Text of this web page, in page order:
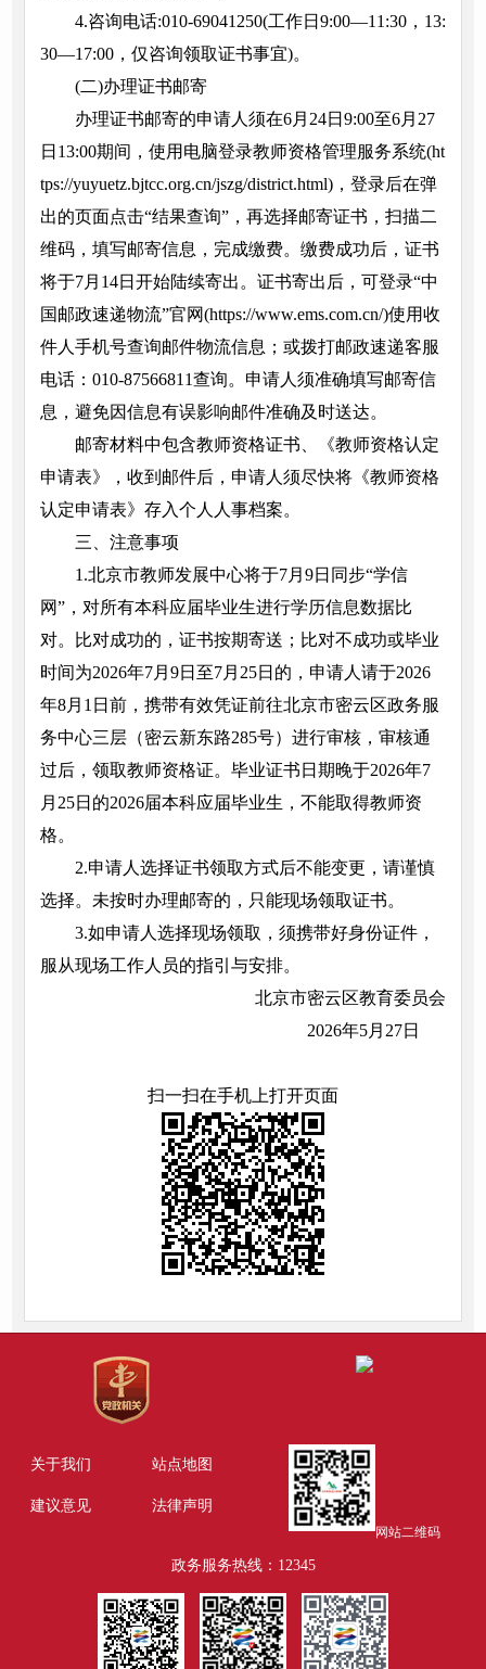
4.咨询电话:010-69041250(工作日9:00—11:30，13:
30—17:00，仅咨询领取证书事宜)。
(二)办理证书邮寄
办理证书邮寄的申请人须在6月24日9:00至6月27
日13:00期间，使用电脑登录教师资格管理服务系统(ht
tps://yuyuetz.bjtcc.org.cn/jszg/district.html)，登录后在弹
出的页面点击“结果查询”，再选择邮寄证书，扫描二
维码，填写邮寄信息，完成缴费。缴费成功后，证书
将于7月14日开始陆续寄出。证书寄出后，可登录“中
国邮政速递物流”官网(https://www.ems.com.cn/)使用收
件人手机号查询邮件物流信息；或拨打邮政速递客服
电话：010-87566811查询。申请人须准确填写邮寄信
息，避免因信息有误影响邮件准确及时送达。
邮寄材料中包含教师资格证书、《教师资格认定
申请表》，收到邮件后，申请人须尽快将《教师资格
认定申请表》存入个人人事档案。
三、注意事项
1.北京市教师发展中心将于7月9日同步“学信
网”，对所有本科应届毕业生进行学历信息数据比
对。比对成功的，证书按期寄送；比对不成功或毕业
时间为2026年7月9日至7月25日的，申请人请于2026
年8月1日前，携带有效凭证前往北京市密云区政务服
务中心三层（密云新东路285号）进行审核，审核通
过后，领取教师资格证。毕业证书日期晚于2026年7
月25日的2026届本科应届毕业生，不能取得教师资
格。
2.申请人选择证书领取方式后不能变更，请谨慎
选择。未按时办理邮寄的，只能现场领取证书。
3.如申请人选择现场领取，须携带好身份证件，
服从现场工作人员的指引与安排。
北京市密云区教育委员会
2026年5月27日
扫一扫在手机上打开页面
关于我们 站点地图
建议意见 法律声明
网站二维码
政务服务热线：12345